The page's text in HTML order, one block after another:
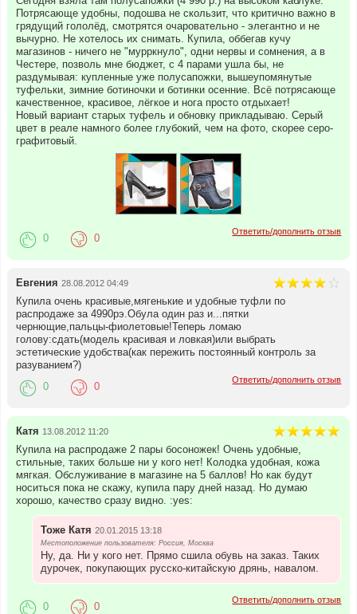
Потрясающе удобны, подошва не скользит, что критично важно в
грядущий гололёд, смотрятся очаровательно - элегантно и не
вычурно. Не хотелось их снимать. Купила, оббегав кучу
магазинов - ничего не "мурркнуло", одни нервы и сомнения, а в
Честере, позволь мне бюджет, с 4 парами ушла бы, не
раздумывая: купленные уже полусапожки, вышеупомянутые
туфельки, зимние ботиночки и ботинки осенние. Всё потрясающе
качественное, красивое, лёгкое и нога просто отдыхает!
Новый вариант старых туфель и обновку прикладываю. Серый
цвет в реале намного более глубокий, чем на фото, скорее серо-
графитовый.
Ответить/дополнить отзыв
0 0
Евгения 28.08.2012 04:49
Купила очень красивые,мягенькие и удобные туфли по
распродаже за 4990рэ.Обула один раз и...пятки
чернющие,пальцы-фиолетовые!Теперь ломаю
голову:сдать(модель красивая и ловкая)или выбрать
эстетические удобства(как пережить постоянный контроль за
разуванием?)
Ответить/дополнить отзыв
0 0
Катя 13.08.2012 11:20
Купила на распродаже 2 пары босоножек! Очень удобные,
стильные, таких больше ни у кого нет! Колодка удобная, кожа
мягкая. Обслуживание в магазине на 5 баллов! Но как будут
носиться пока не скажу, купила пару дней назад. Но думаю
хорошо, качество сразу видно. :yes:
Тоже Катя 20.01.2015 13:18
Местоположение пользователя: Россия, Москва
Ну, да. Ни у кого нет. Прямо сшила обувь на заказ. Таких
дурочек, покупающих русско-китайскую дрянь, навалом.
Ответить/дополнить отзыв
0 0